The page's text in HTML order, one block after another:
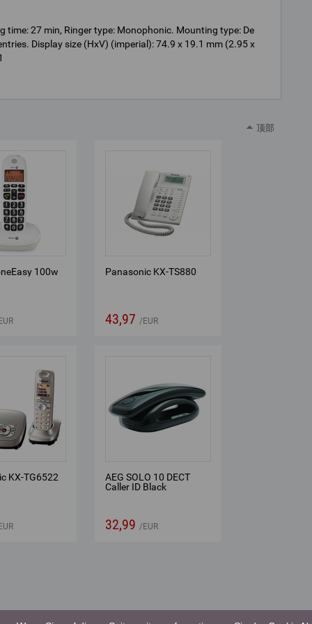
time: 27 min, Ringer type: Monophonic. Mounting type: De
Display size (HxV) (imperial): 74.9 x 19.1 mm (2.95 x
顶部
100w Panasonic KX-TS880
43,97 EUR
KX-TG6522
AEG SOLO 10 DECT
Caller ID Black
32,99 EUR